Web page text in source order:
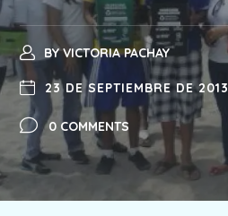
BYVICTORIA PACHAY
23 DE SEPTIEMBRE DE 2013
0 COMMENTS